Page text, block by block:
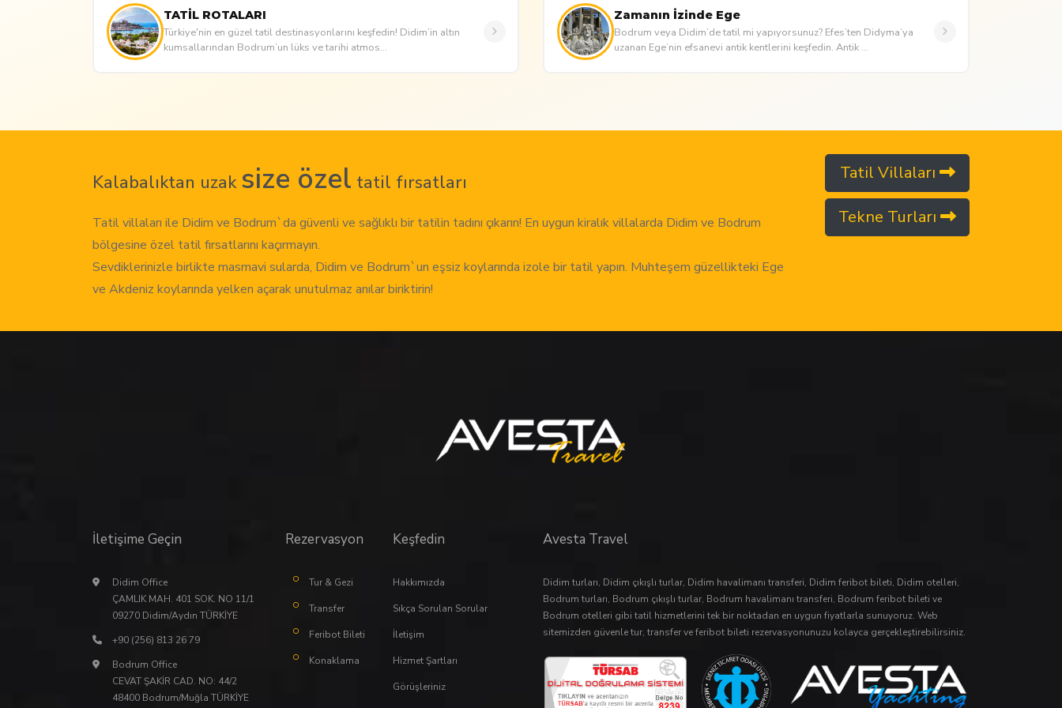
TATİL ROTALARI
Türkiye'nin en güzel tatil destinasyonlarını keşfedin! Didim’in altın
kumsallarından Bodrum’un lüks ve tarihi atmos...
Zamanın İzinde Ege
Bodrum veya Didim’de tatil mi yapıyorsunuz? Efes’ten Didyma’ya
uzanan Ege’nin efsanevi antik kentlerini keşfedin. Antik ...
Kalabalıktan uzak size özel tatil fırsatları
Tatil villaları ile Didim ve Bodrum`da güvenli ve sağlıklı bir tatilin tadını çıkarın! En uygun kiralık villalarda Didim ve Bodrum
bölgesine özel tatil fırsatlarını kaçırmayın.
Sevdiklerinizle birlikte masmavi sularda, Didim ve Bodrum`un eşsiz koylarında izole bir tatil yapın. Muhteşem güzellikteki Ege
ve Akdeniz koylarında yelken açarak unutulmaz anılar biriktirin!
Tatil Villaları
Tekne Turları
İletişime Geçin
Didim Office
ÇAMLIK MAH. 401 SOK. NO 11/1
09270 Didim/Aydın TÜRKİYE
+90 (256) 813 26 79
Bodrum Office
CEVAT ŞAKİR CAD. NO: 44/2
48400 Bodrum/Muğla TÜRKİYE
Rezervasyon
Tur & Gezi
Transfer
Feribot Bileti
Konaklama
Keşfedin
Hakkımızda
Sıkça Sorulan Sorular
İletişim
Hizmet Şartları
Görüşleriniz
Avesta Travel
Didim turları, Didim çıkışlı turlar, Didim havalimanı transferi, Didim feribot bileti, Didim otelleri,
Bodrum turları, Bodrum çıkışlı turlar, Bodrum havalimanı transferi, Bodrum feribot bileti ve
Bodrum otelleri gibi tatil hizmetlerini tek bir noktadan en uygun fiyatlarla sunuyoruz. Web
sitemizden güvenletur, transferveferibot bileti rezervasyonunuzu kolayca gerçekleştirebilirsiniz.